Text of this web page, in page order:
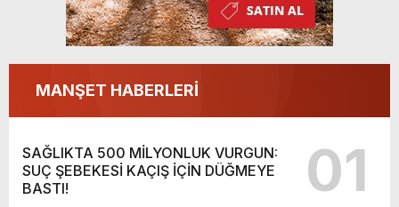
MANŞET HABERLERİ
SAĞLIKTA 500 MİLYONLUK VURGUN:
SUÇ ŞEBEKESİ KAÇIŞ İÇİN DÜĞMEYE
BASTI!
01